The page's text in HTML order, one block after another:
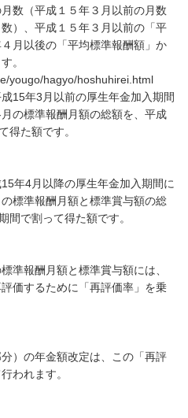
数（平成１５年３月以前の月数
）、平成１５年３月以前の「平
月以後の「平均標準報酬額」か
。
yougo/hagyo/hoshuhirei.html
15年3 月以前の厚生年金加入期間
の標準報酬月額の総額を、平成
得た額です。
15年4月以降の厚生年金加入期間に
標準報酬月額と標準賞与額の総
間で割って得た額です。
準報酬月額と標準賞与額には、
価するために「再評価率」を乗
）の年金額改定は、この「再評
われます。